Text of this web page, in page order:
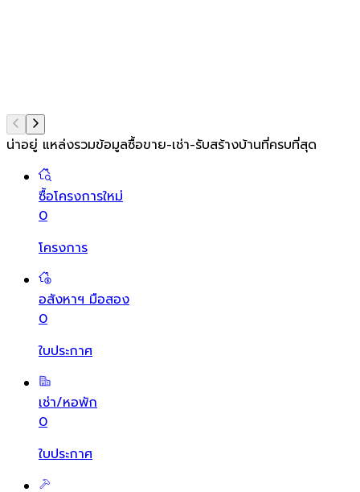
น่าอยู่ แหล่งรวมข้อมูลซื้อขาย-เช่า-รับสร้างบ้านที่ครบที่สุด
ซื้อโครงการใหม่
0
โครงการ
อสังหาฯ มือสอง
0
ใบประกาศ
เช่า/หอพัก
0
ใบประกาศ